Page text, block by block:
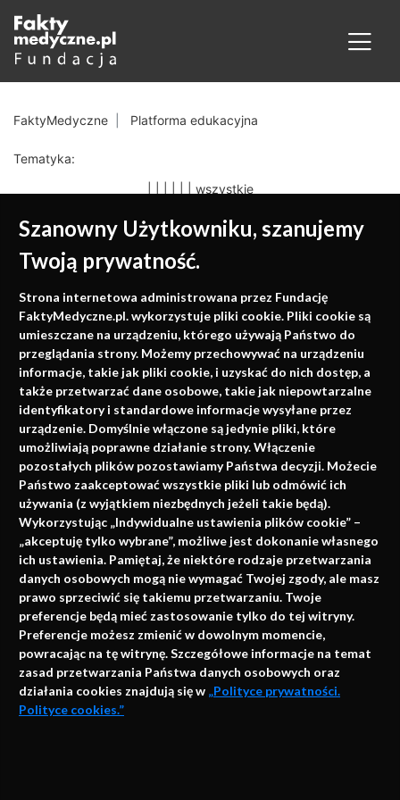
Szanowny Użytkowniku, szanujemy
Twoją prywatność.
Strona internetowa administrowana przez Fundację
FaktyMedyczne.pl. wykorzystuje pliki cookie. Pliki cookie są
umieszczane na urządzeniu, którego używają Państwo do
przeglądania strony. Możemy przechowywać na urządzeniu
informacje, takie jak pliki cookie, i uzyskać do nich dostęp, a
także przetwarzać dane osobowe, takie jak niepowtarzalne
identyfikatory i standardowe informacje wysyłane przez
urządzenie. Domyślnie włączone są jedynie pliki, które
umożliwiają poprawne działanie strony. Włączenie
pozostałych plików pozostawiamy Państwa decyzji. Możecie
Państwo zaakceptować wszystkie pliki lub odmówić ich
używania (z wyjątkiem niezbędnych jeżeli takie będą).
Wykorzystując „Indywidualne ustawienia plików cookie” –
„akceptuję tylko wybrane”, możliwe jest dokonanie własnego
ich ustawienia. Pamiętaj, że niektóre rodzaje przetwarzania
danych osobowych mogą nie wymagać Twojej zgody, ale masz
prawo sprzeciwić się takiemu przetwarzaniu. Twoje
preferencje będą mieć zastosowanie tylko do tej witryny.
Preferencje możesz zmienić w dowolnym momencie,
powracając na tę witrynę. Szczegółowe informacje na temat
zasad przetwarzania Państwa danych osobowych oraz
działania cookies znajdują się w „Polityce prywatności.
Polityce cookies.”
FaktyMedyczne Platforma edukacyjna
Tematyka:
wszystkie
Medycyna oparta na
faktach
Konferencje, szkolenia, e-learning, wydawnictwo
Napisz do nas
info@faktymedyczne.pl
ul. Towarowa 2
43-460 Wisła
Redakcja medyczna:
ul. Wolności 338b